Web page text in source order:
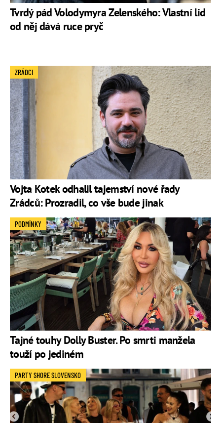
Tvrdý pád Volodymyra Zelenského: Vlastní lid
od něj dává ruce pryč
Vojta Kotek odhalil tajemství nové řady
Zrádců: Prozradil, co vše bude jinak
ZRÁDCI
Tajné touhy Dolly Buster. Po smrti manžela
touží po jediném
PODMÍNKY
PARTY SHORE SLOVENSKO